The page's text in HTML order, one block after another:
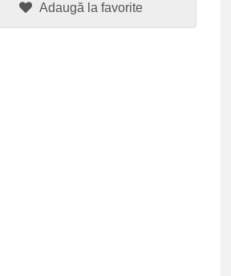
Adaugă la favorite